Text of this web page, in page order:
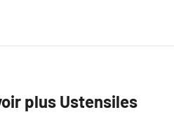
plus Ustensiles